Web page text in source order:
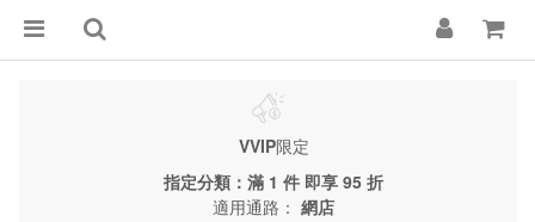
VVIP限定
指定分類：滿 1 件 即享 95 折
適用通路： 網店